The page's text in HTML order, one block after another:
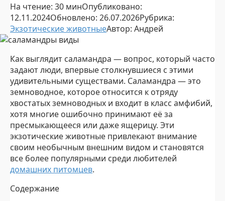
На чтение: 30 минОпубликовано:
12.11.2024Обновлено: 26.07.2026Рубрика:
Экзотические животныеАвтор: Андрей
Как выглядит саламандра — вопрос, который часто
задают люди, впервые столкнувшиеся с этими
удивительными существами. Саламандра — это
земноводное, которое относится к отряду
хвостатых земноводных и входит в класс амфибий,
хотя многие ошибочно принимают её за
пресмыкающееся или даже ящерицу. Эти
экзотические животные привлекают внимание
своим необычным внешним видом и становятся
все более популярными среди любителей
домашних питомцев.
Содержание